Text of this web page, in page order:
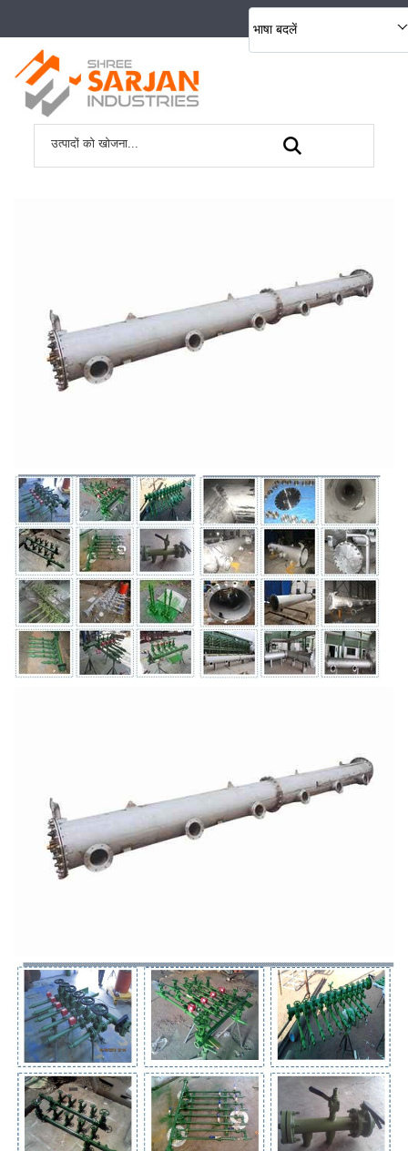
भाषा बदलें